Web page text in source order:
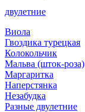
двулетние
Виола
Гвоздика турецкая
Колокольчик
Мальва (шток-роза)
Маргаритка
Наперстянка
Незабудка
Разные двулетние